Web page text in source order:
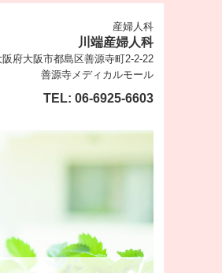
産婦人科
川端産婦人科
府大阪市都島区善源寺町2-2-22
善源寺メディカルモール
TEL: 06-6925-6603